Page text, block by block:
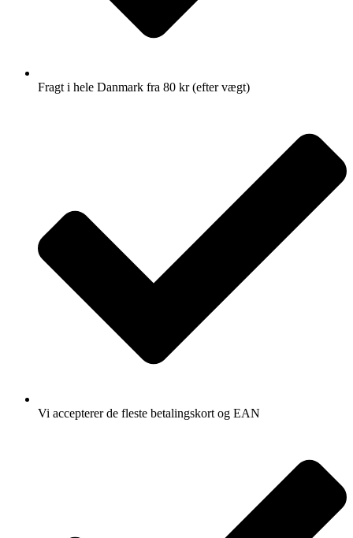
Fragt i hele Danmark fra 80 kr (efter vægt)
Vi accepterer de fleste betalingskort og EAN